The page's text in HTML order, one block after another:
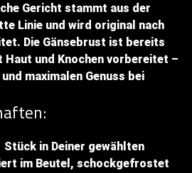
Gericht stammt aus der
Linie und wird original nach
Die Gänsebrust ist bereits
und Knochen vorbereitet –
maximalen Genuss bei
Stück in Deiner gewählten
im Beutel, schockgefrostet